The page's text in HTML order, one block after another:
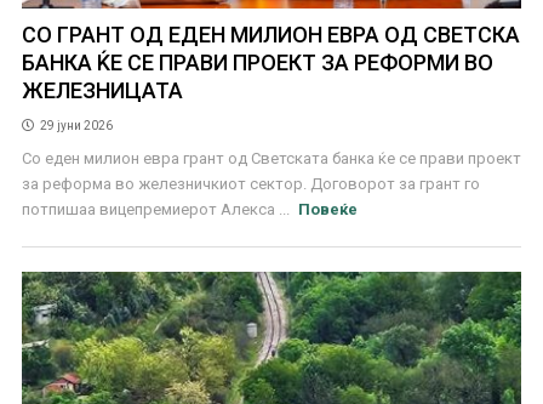
СО ГРАНТ ОД ЕДЕН МИЛИОН ЕВРА ОД СВЕТСКА
БАНКА ЌЕ СЕ ПРАВИ ПРОЕКТ ЗА РЕФОРМИ ВО
ЖЕЛЕЗНИЦАТА
29 јуни 2026
Со еден милион евра грант од Светската банка ќе се прави проект
за реформа во железничкиот сектор. Договорот за грант го
потпишаа вицепремиерот Алекса ...
Повеќе